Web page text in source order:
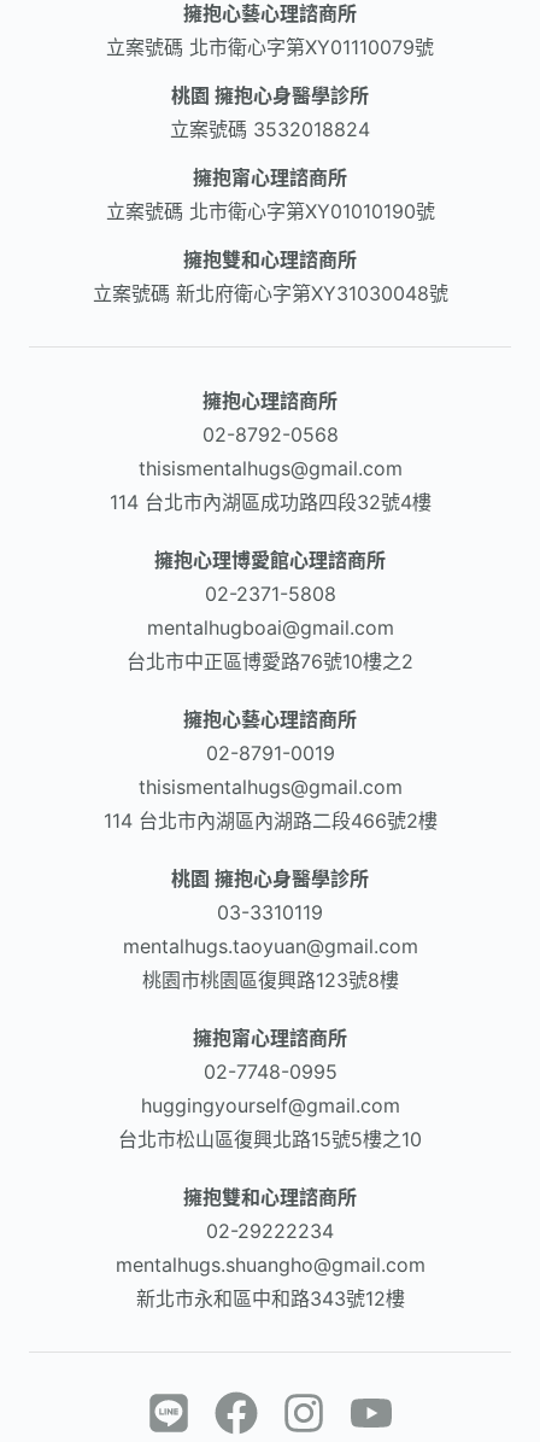
擁抱心藝心理諮商所
立案號碼 北市衛心字第XY01110079號
桃園 擁抱心身醫學診所
立案號碼 3532018824
擁抱甯心理諮商所
立案號碼 北市衛心字第XY01010190號
擁抱雙和心理諮商所
立案號碼 新北府衛心字第XY31030048號
擁抱心理諮商所
02-8792-0568​
thisismentalhugs@gmail.com
114 台北市內湖區成功路四段32號4樓
擁抱心理博愛館心理諮商所
02-2371-5808
mentalhugboai@gmail.com
台北市中正區博愛路76號10樓之2
擁抱心藝心理諮商所
02-8791-0019
thisismentalhugs@gmail.com
114 台北市內湖區內湖路二段466號2樓
桃園 擁抱心身醫學診所
03-3310119
mentalhugs.taoyuan@gmail.com
桃園市桃園區復興路123號8樓
擁抱甯心理諮商所
02-7748-0995
huggingyourself@gmail.com
台北市松山區復興北路15號5樓之10
擁抱雙和心理諮商所
02-29222234
mentalhugs.shuangho@gmail.com
新北市永和區中和路343號12樓